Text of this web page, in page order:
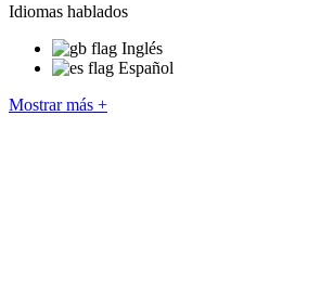
Idiomas hablados
Inglés
Español
Mostrar más +